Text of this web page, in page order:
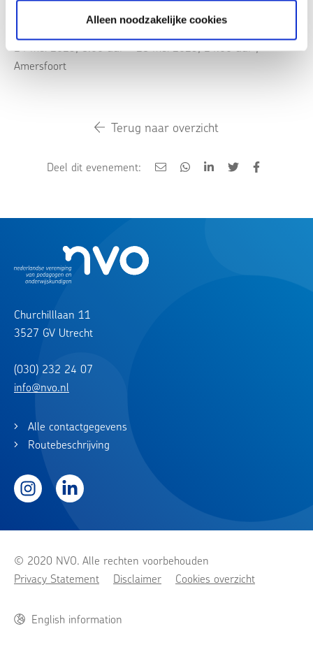
Alleen noodzakelijke cookies
Medilex: Zorgverantwoordelijke Wzd (tweedaagse
14 mei 2025, 8:00 uur - 28 mei 2025, 14:00 uur ,
Amersfoort
Terug naar overzicht
Deel dit evenement:
Churchilllaan 11
3527 GV Utrecht
(030) 232 24 07
info@nvo.nl
Alle contactgegevens
Routebeschrijving
InstagramLinkedIn
© 2020 NVO. Alle rechten voorbehouden
Privacy Statement
Disclaimer Cookies overzicht
English information